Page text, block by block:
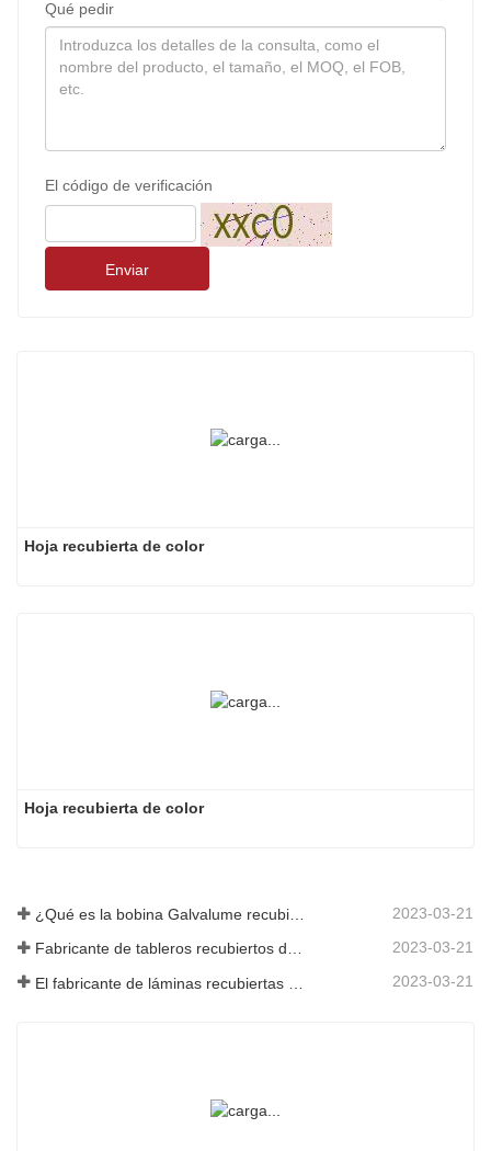
Qué pedir
El código de verificación
Enviar
Hoja recubierta de color
Hoja recubierta de color
2023-03-21
Fabricante de tableros recubiertos de color: Tablero recubierto de color Snowflake para adornos correctamente sacado de la línea de fabricación 2023-03-21
2023-03-21